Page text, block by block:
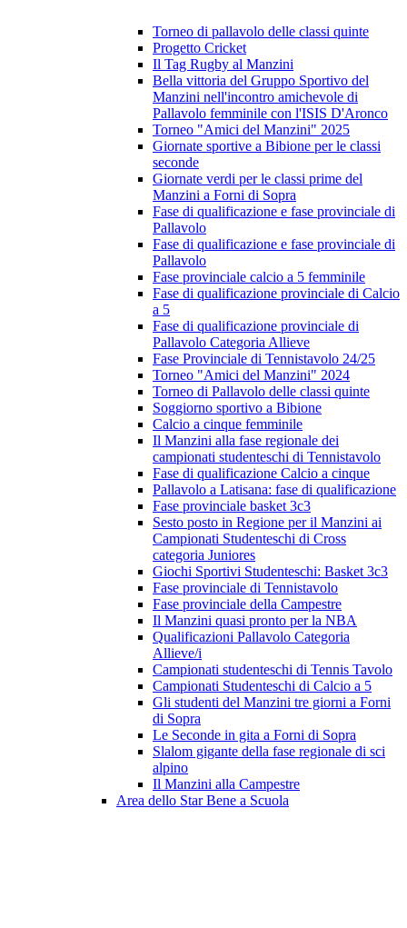
Torneo di pallavolo delle classi quinte
Progetto Cricket
Il Tag Rugby al Manzini
Bella vittoria del Gruppo Sportivo del
Manzini nell'incontro amichevole di
Pallavolo femminile con l'ISIS D'Aronco
Torneo "Amici del Manzini" 2025
Giornate sportive a Bibione per le classi
seconde
Giornate verdi per le classi prime del
Manzini a Forni di Sopra
Fase di qualificazione e fase provinciale di
Pallavolo
Fase di qualificazione e fase provinciale di
Pallavolo
Fase provinciale calcio a 5 femminile
Fase di qualificazione provinciale di Calcio
a 5
Fase di qualificazione provinciale di
Pallavolo Categoria Allieve
Fase Provinciale di Tennistavolo 24/25
Torneo "Amici del Manzini" 2024
Torneo di Pallavolo delle classi quinte
Soggiorno sportivo a Bibione
Calcio a cinque femminile
Il Manzini alla fase regionale dei
campionati studenteschi di Tennistavolo
Fase di qualificazione Calcio a cinque
Pallavolo a Latisana: fase di qualificazione
Fase provinciale basket 3c3
Sesto posto in Regione per il Manzini ai
Campionati Studenteschi di Cross
categoria Juniores
Giochi Sportivi Studenteschi: Basket 3c3
Fase provinciale di Tennistavolo
Fase provinciale della Campestre
Il Manzini quasi pronto per la NBA
Qualificazioni Pallavolo Categoria
Allieve/i
Campionati studenteschi di Tennis Tavolo
Campionati Studenteschi di Calcio a 5
Gli studenti del Manzini tre giorni a Forni
di Sopra
Le Seconde in gita a Forni di Sopra
Slalom gigante della fase regionale di sci
alpino
Il Manzini alla Campestre
Area dello Star Bene a Scuola